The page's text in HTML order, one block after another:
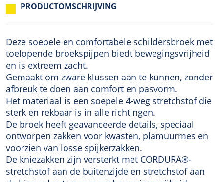
PRODUCTOMSCHRIJVING
Deze soepele en comfortabele schildersbroek met
toelopende broekspijpen biedt bewegingsvrijheid
en is extreem zacht.
Gemaakt om zware klussen aan te kunnen, zonder
afbreuk te doen aan comfort en pasvorm.
Het materiaal is een soepele 4-weg stretchstof die
sterk en rekbaar is in alle richtingen.
De broek heeft geavanceerde details, speciaal
ontworpen zakken voor kwasten, plamuurmes en
voorzien van losse spijkerzakken.
De kniezakken zijn versterkt met CORDURA®-
stretchstof aan de buitenzijde en stretchstof aan